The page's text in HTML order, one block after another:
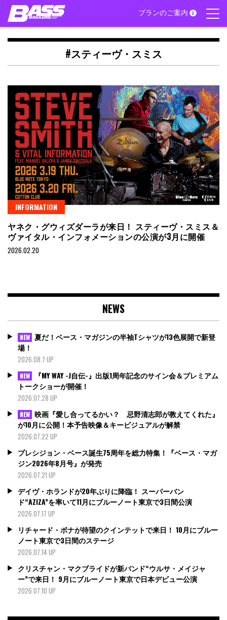
Skip
content
プランのご案内
#スティーヴ・スミス
INFORMATION
ヤネク・グウィズダーラが来日！ スティーヴ・スミス＆
ヴァイタル・インフォメーションの公演が3月に開催
2026.02.20
NEWS
NEW 夏だ！ベース・マガジンの半袖Tシャツが13色展開で新登
場！
2026.08.7 UP
NEW
『MY WAY -J自伝-』出版1周年記念のサイン会＆プレミアム
トークショーが開催！
2026.07.28 UP
NEW 映画『愛し合ってるかい？ 忌野清志郎が教えてくれた』
が10月に公開！本予告映像＆キービジュアルが解禁
2026.07.22 UP
プレシジョン・ベース誕生75周年を総力特集！『ベース・マガ
ジン2026年8月号』が発売
2026.07.21 UP
デイヴ・ホランドが20年ぶりに降臨！ スーパーバン
ド“AZIZA”を率いて11月にブルーノート東京で3日間公演
2026.07.17 UP
リチャード・ボナが待望のクインテットで来日！ 10月にブルー
ノート東京で3日間のステージ
2026.07.14 UP
クリスチャン・マクブライドが新バンド“ウルサ・メイジャ
ー”で来日！ 9月にブルーノート東京で日本デビュー公演
2026.07.10 UP